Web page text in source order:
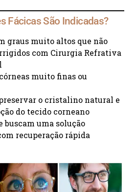
Fácicas São Indicadas?
graus muito altos que não
com Cirurgia Refrativa
muito finas ou
o cristalino natural e
do tecido corneano
buscam uma solução
recuperação rápida